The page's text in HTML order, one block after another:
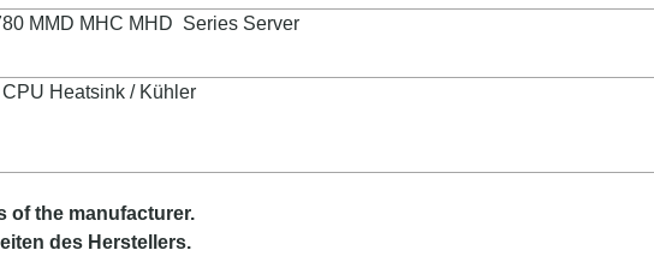
MMD MHC MHD Series Server
Heatsink / Kühler
of the manufacturer.
des Herstellers.